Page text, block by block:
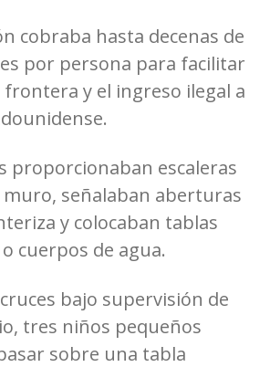
cobraba hasta decenas de
por persona para facilitar
frontera y el ingreso ilegal a
proporcionaban escaleras
señalaban aberturas
y colocaban tablas
cuerpos de agua.
bajo supervisión de
tres niños pequeños
sobre una tabla